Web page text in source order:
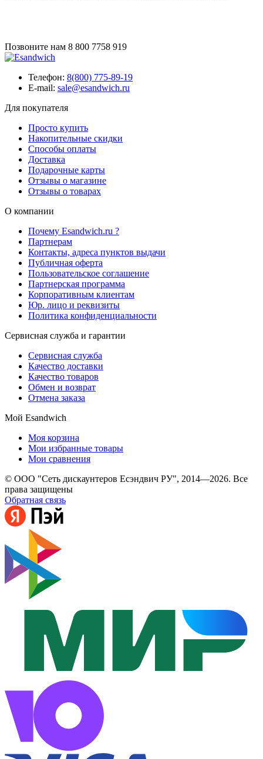
Позвоните нам 8 800 7758 919
Телефон: 8(800) 775-89-19
E-mail: sale@esandwich.ru
Для покупателя
Просто купить
Накопительные скидки
Способы оплаты
Доставка
Подарочные карты
Отзывы о магазине
Отзывы о товарах
О компании
Почему Esandwich.ru ?
Партнерам
Контакты, адреса пунктов выдачи
Публичная оферта
Пользовательское соглашение
Партнерская программа
Корпоративным клиентам
Юр. лицо и реквизиты
Политика конфиденциальности
Сервисная служба и гарантии
Сервисная служба
Качество доставки
Качество товаров
Обмен и возврат
Отмена заказа
Мой Esandwich
Моя корзина
Мои избранные товары
Мои сравнения
© ООО "Сеть дискаунтеров Есэндвич РУ", 2014—2026. Все
права защищены
Обратная связь